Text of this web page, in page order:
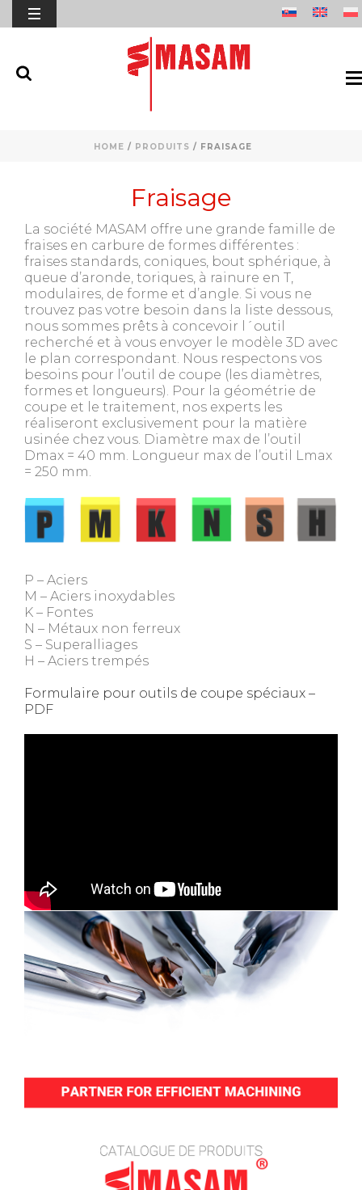
HOME / PRODUITS / FRAISAGE
Fraisage
La société MASAM offre une grande famille de
fraises en carbure de formes différentes :
fraises standards, coniques, bout sphérique, à
queue d’aronde, toriques, à rainure en T,
modulaires, de forme et d’angle. Si vous ne
trouvez pas votre besoin dans la liste dessous,
nous sommes prêts à concevoir l´outil
recherché et à vous envoyer le modèle 3D avec
le plan correspondant. Nous respectons vos
besoins pour l’outil de coupe (les diamètres,
formes et longueurs). Pour la géométrie de
coupe et le traitement, nos experts les
réaliseront exclusivement pour la matière
usinée chez vous. Diamètre max de l’outil
Dmax = 40 mm. Longueur max de l’outil Lmax
= 250 mm.
P – Aciers
M – Aciers inoxydables
K – Fontes
N – Métaux non ferreux
S – Superalliages
H – Aciers trempés
Formulaire pour outils de coupe spéciaux –
PDF